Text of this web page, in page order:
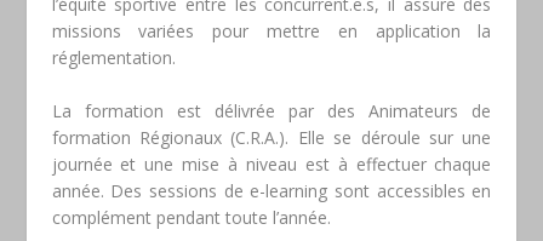
missions variées pour mettre en application la
réglementation.
La formation est délivrée par des Animateurs de
formation Régionaux (C.R.A.). Elle se déroule sur une
journée et une mise à niveau est à effectuer chaque
année. Des sessions de e-learning sont accessibles en
complément pendant toute l’année.